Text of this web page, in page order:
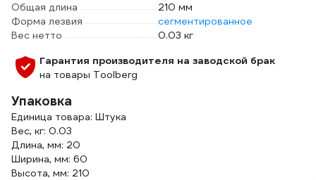
Общая длина
210 мм
Форма лезвия
сегментированное
Вес нетто
0.03 кг
Гарантия производителя на заводской брак
на товары Toolberg
Упаковка
Единица товара: Штука
Вес, кг: 0.03
Длина, мм: 20
Ширина, мм: 60
Высота, мм: 210